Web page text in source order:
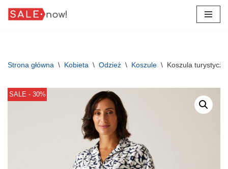
Strona główna \ Kobieta \ Odzież \ Koszule \ Koszula
SALE - 30%